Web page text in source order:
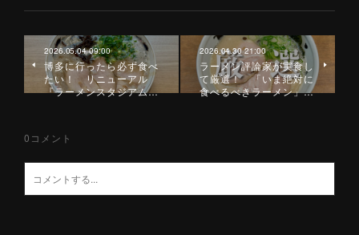
2026.05.04 09:00
博多に行ったら必ず食べ
たい！ リニューアル
『ラーメンスタジアム…
2026.04.30 21:00
ラーメン評論家が実食し
て厳選！ 「いま絶対に
食べるべきラーメン」…
0 コメント